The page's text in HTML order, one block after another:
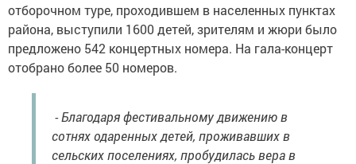
отборочном туре, проходившем в населенных пунктах
района, выступили 1600 детей, зрителям и жюри было
предложено 542 концертных номера. На гала-концерт
отобрано более 50 номеров.
- Благодаря фестивальному движению в
сотнях одаренных детей, проживавших в
сельских поселениях, пробудилась вера в